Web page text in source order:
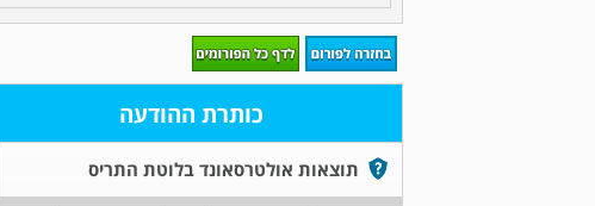
כותרת ההודעה
תוצאות אולטרסאונד בלוטת התריס